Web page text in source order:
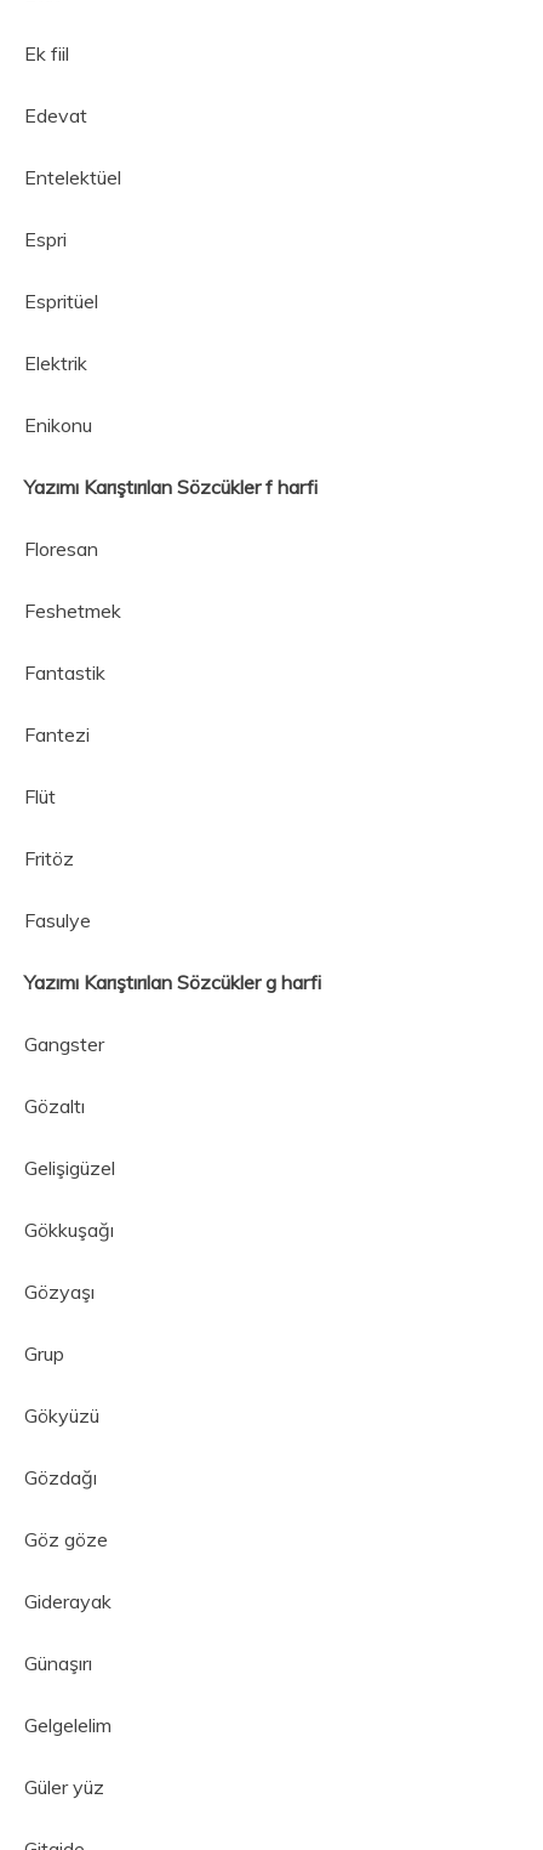
Ek fiil
Edevat
Entelektüel
Espri
Espritüel
Elektrik
Enikonu
Yazımı Karıştırılan Sözcükler f harfi
Floresan
Feshetmek
Fantastik
Fantezi
Flüt
Fritöz
Fasulye
Yazımı Karıştırılan Sözcükler g harfi
Gangster
Gözaltı
Gelişigüzel
Gökkuşağı
Gözyaşı
Grup
Gökyüzü
Gözdağı
Göz göze
Giderayak
Günaşırı
Gelgelelim
Güler yüz